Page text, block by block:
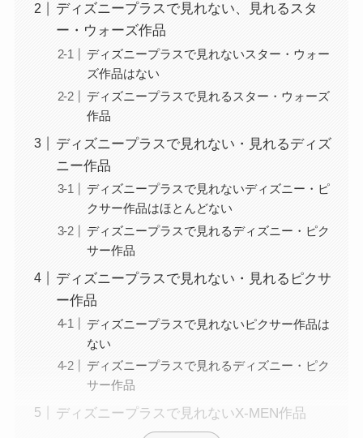
ディズニープラスで見れない、見れるスタ
ー・ウォーズ作品
ディズニープラスで見れないスター・ウォー
ズ作品はない
ディズニープラスで見れるスター・ウォーズ
作品
ディズニープラスで見れない・見れるディズ
ニー作品
ディズニープラスで見れないディズニー・ピ
クサー作品はほとんどない
ディズニープラスで見れるディズニー・ピク
サー作品
ディズニープラスで見れない・見れるピクサ
ー作品
ディズニープラスで見れないピクサー作品は
ない
ディズニープラスで見れるディズニー・ピク
サー作品
ディズニープラスで見れないX-MEN作品